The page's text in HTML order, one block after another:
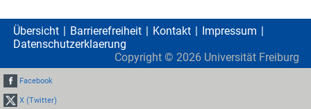
Übersicht Barrierefreiheit Kontakt
Impressum
Datenschutzerklaerung
Copyright © 2026 Universität Freiburg
Facebook
X (Twitter)